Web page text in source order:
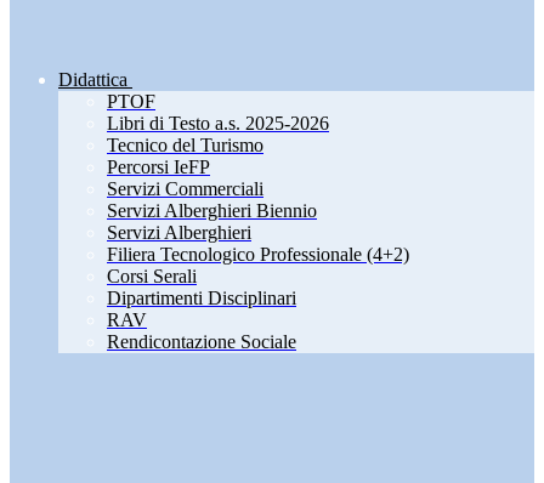
Didattica
PTOF
Libri di Testo a.s. 2025-2026
Tecnico del Turismo
Percorsi IeFP
Servizi Commerciali
Servizi Alberghieri Biennio
Servizi Alberghieri
Filiera Tecnologico Professionale (4+2)
Corsi Serali
Dipartimenti Disciplinari
RAV
Rendicontazione Sociale